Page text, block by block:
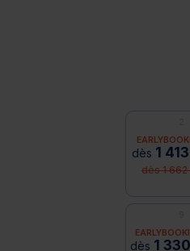
dès 1
dès 1
dès 1